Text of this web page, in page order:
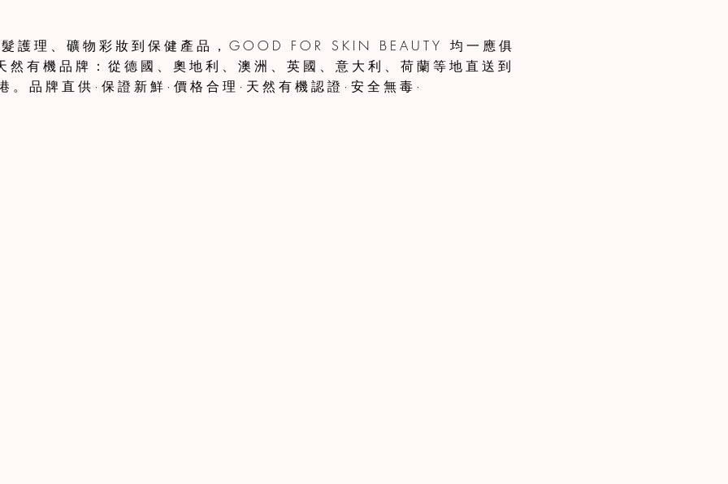
護理、礦物彩妝到保健產品，GOOD FOR SKIN BEAUTY 均一應俱
然有機品牌：從德國、奧地利、澳洲、英國、意大利、荷蘭等地直送到
。品牌直供·保證新鮮·價格合理·天然有機認證·安全無毒·